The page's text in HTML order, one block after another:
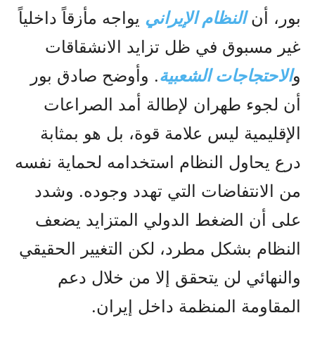
بور، أنالنظام الإيراني يواجه مأزقاً داخلياً
غير مسبوق في ظل تزايد الانشقاقات
والاحتجاجات الشعبية. وأوضح صادق بور
أن لجوء طهران لإطالة أمد الصراعات
الإقليمية ليس علامة قوة، بل هو بمثابة
درع يحاول النظام استخدامه لحماية نفسه
من الانتفاضات التي تهدد وجوده. وشدد
على أن الضغط الدولي المتزايد يضعف
النظام بشكل مطرد، لكن التغيير الحقيقي
والنهائي لن يتحقق إلا من خلال دعم
المقاومة المنظمة داخل إيران.